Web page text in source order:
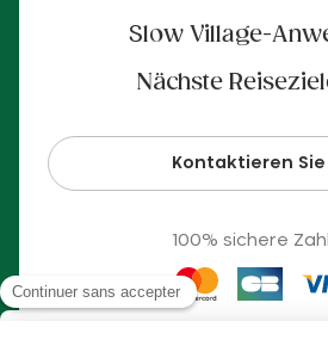
Slow Village-
Nächste
Kontaktieren Sie
100% sichere